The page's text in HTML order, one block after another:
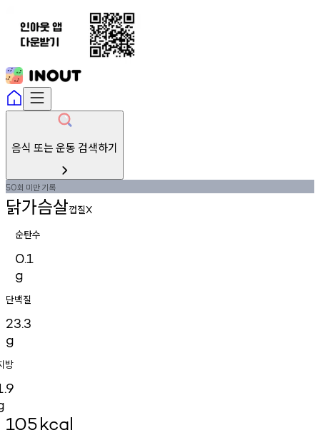
음식 또는 운동 검색하기
50회 미만기록
닭가슴살껍질X
순탄수
0.1
g
단백질
23.3
g
방
105kcal